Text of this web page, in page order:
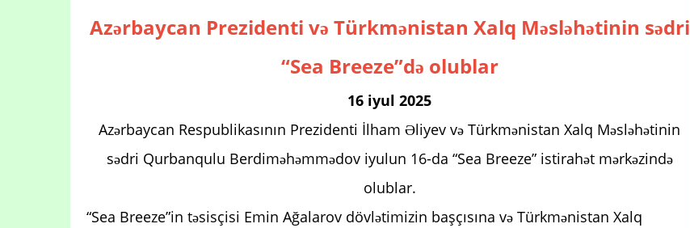
Azərbaycan Prezidenti və Türkmənistan Xalq Məsləhətinin sədri
“Sea Breeze”də olublar
16 iyul 2025
Azərbaycan Respublikasının Prezidenti İlham Əliyev və Türkmənistan Xalq Məsləhətinin
sədri Qurbanqulu Berdiməhəmmədov iyulun 16-da “Sea Breeze” istirahət mərkəzində
olublar.
“Sea Breeze”in təsisçisi Emin Ağalarov dövlətimizin başçısına və Türkmənistan Xalq